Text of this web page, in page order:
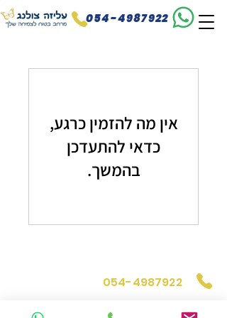
054-4987922
אין מה להזמין כרגע,
כדאי להתעדכן
בהמשך.
054-4987922
aliza.clinic@gmail.co